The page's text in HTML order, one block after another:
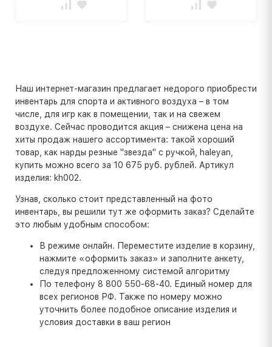
Наш интернет-магазин предлагает недорого приобрести
инвентарь для спорта и активного воздуха – в том
числе, для игр как в помещении, так и на свежем
воздухе. Сейчас проводится акция – снижена цена на
хиты продаж нашего ассортимента: такой хороший
товар, как нарды резные "звезда" с ручкой, haleyan,
купить можно всего за 10 675 руб. рублей. Артикул
изделия: kh002.
Узнав, сколько стоит представленный на фото
инвентарь, вы решили тут же оформить заказ? Сделайте
это любым удобным способом:
В режиме онлайн. Переместите изделие в корзину,
нажмите «оформить заказ» и заполните анкету,
следуя предложенному системой алгоритму
По телефону 8 800 550-68-40. Единый номер для
всех регионов РФ. Также по номеру можно
уточнить более подобное описание изделия и
условия доставки в ваш регион